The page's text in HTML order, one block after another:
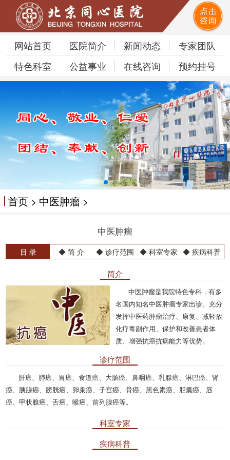
网站首页 医院简介 新闻动态
专家团队
特色科室
公益事业 在线咨询 预约挂号
首页> 中医肿瘤 >
中医肿瘤
目 录 ◆ 简 介 ◆ 诊疗范围 ◆ 科室专家 ◆ 疾病科普
简介
中医肿瘤是我院特色专科，有多
名国内知名中医肿瘤专家出诊。充分
发挥中医药肿瘤治疗、康复、减轻放
化疗毒副作用、保护和改善患者体
质、增强抗癌抗病能力等优势。
诊疗范围
肝癌、肺癌、胃癌、食道癌、大肠癌、鼻咽癌、乳腺癌、淋巴癌、肾
癌、胰腺癌、膀胱癌、卵巢癌、子宫癌、骨癌、黑色素癌、胆囊癌、唇
癌、甲状腺癌、舌癌、喉癌、前列腺癌等。
科室专家
疾病科普